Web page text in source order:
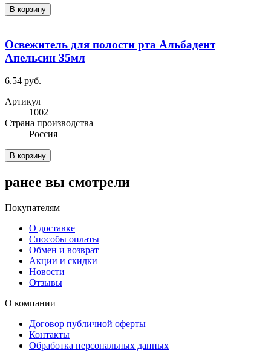
В корзину
Освежитель для полости рта Альбадент
Апельсин 35мл
6.54 руб.
Артикул
1002
Cтрана производства
Россия
В корзину
ранее вы смотрели
Покупателям
О доставке
Способы оплаты
Обмен и возврат
Акции и скидки
Новости
Отзывы
О компании
Договор публичной оферты
Контакты
Обработка персональных данных